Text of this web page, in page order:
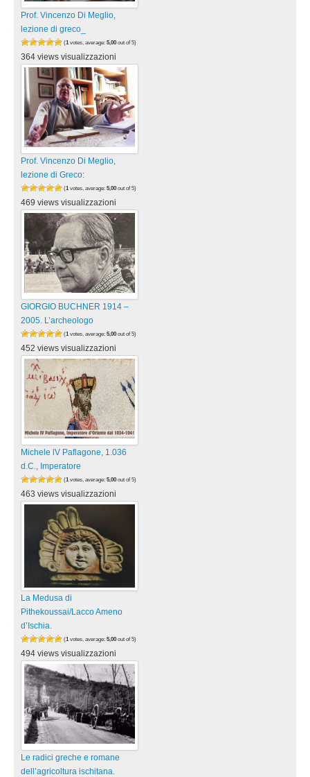
Prof. Vincenzo Di Meglio,
lezione di greco_
(1 votes, average: 5,00 out of 5)
364 views visualizzazioni
Prof. Vincenzo Di Meglio,
lezione di Greco:
(1 votes, average: 5,00 out of 5)
469 views visualizzazioni
GIORGIO BUCHNER 1914 –
2005. L’archeologo
(1 votes, average: 5,00 out of 5)
452 views visualizzazioni
Michele lV Paflagone, 1.036
d.C., Imperatore
(1 votes, average: 5,00 out of 5)
463 views visualizzazioni
La Medusa di
Pithekoussai/Lacco Ameno
d’Ischia.
(1 votes, average: 5,00 out of 5)
494 views visualizzazioni
Le radici greche e romane
dell’agricoltura ischitana.